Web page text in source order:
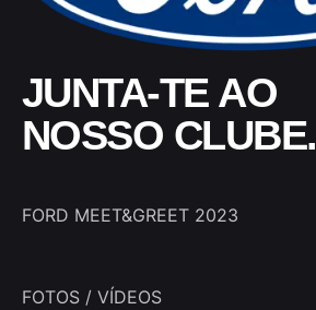
JUNTA-TE AO
NOSSO CLUBE.
FORD MEET&GREET 2023
FOTOS / VÍDEOS